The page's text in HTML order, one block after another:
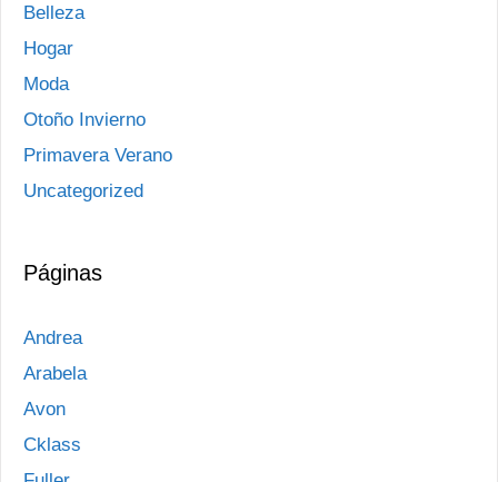
Belleza
Hogar
Moda
Otoño Invierno
Primavera Verano
Uncategorized
Páginas
Andrea
Arabela
Avon
Cklass